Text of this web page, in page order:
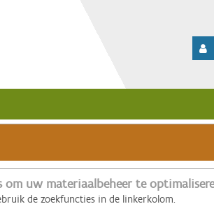
om uw materiaalbeheer te
de zoekfuncties in de linkerkolom.